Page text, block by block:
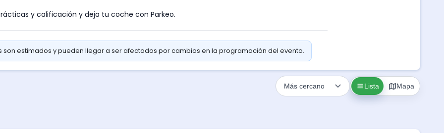
y calificación y deja tu coche con Parkeo.
son estimados y pueden llegar a ser afectados por cambios en la programación del evento.
Lista Mapa